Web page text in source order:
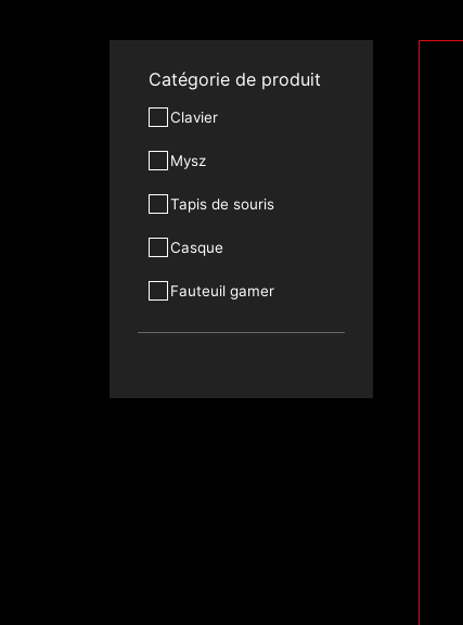
Catégorie de produit
Clavier
Mysz
Tapis de souris
Casque
Fauteuil gamer